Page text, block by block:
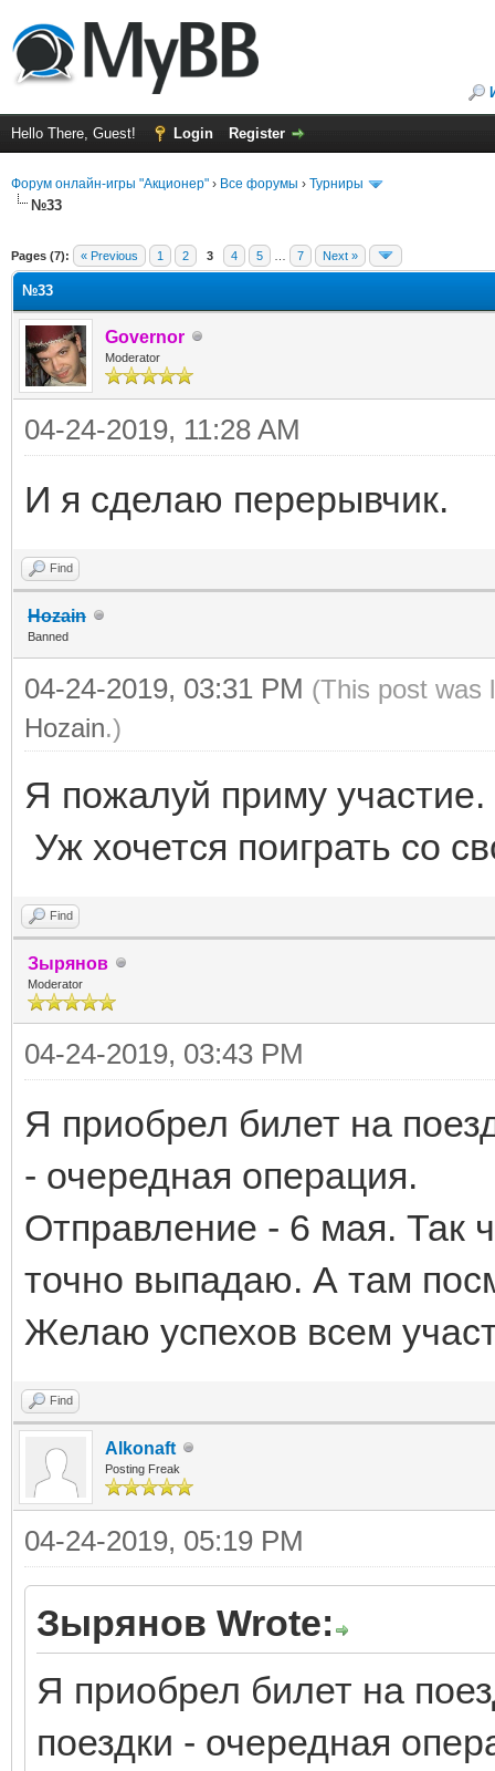
Hello There, Guest! Login Register
Форум онлайн-игры "Акционер" › Все форумы › Турниры
№33
Pages (7): « Previous 1 2 3 4 5 7 Next »
№33
Governor
Moderator
04-24-2019, 11:28 AM
И я сделаю перерывчик.
Find
Hozain
Banned
04-24-2019, 03:31 PM (This post was
Hozain.)
Я пожалуй приму участие.
Уж хочется поиграть со
Find
Зырянов
Moderator
04-24-2019, 03:43 PM
Я приобрел билет на
- очередная операция.
Отправление - 6 мая. Так
точно выпадаю. А там
Желаю успехов всем
Find
Alkonaft
Posting Freak
04-24-2019, 05:19 PM
Зырянов Wrote:
Я приобрел билет на
поездки - очередная